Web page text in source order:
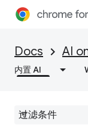
Docs AI
内置 AI